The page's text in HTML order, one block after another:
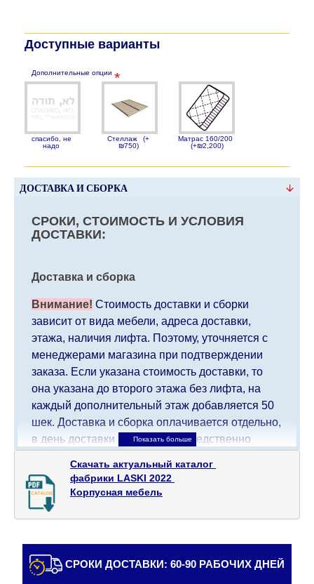
Доступные варианты
Дополнительные опции
спасибо, не
надо
Стеллаж
(+
₪750)
Матрас 160/200
(+₪2,200)
ДОСТАВКА И СБОРКА
СРОКИ, СТОИМОСТЬ И УСЛОВИЯ
ДОСТАВКИ:
Доставка и сборка
Внимание! Стоимость доставки и сборки
зависит от вида мебели, адреса доставки,
этажа, наличия лифта. Поэтому, уточняется с
менеджерами магазина при подтверждении
заказа. Если указана стоимость доставки, то
она указана до второго этажа без лифта, на
каждый дополнительный этаж добавляется 50
шек. Доставка и сборка оплачивается отдельно,
в день доставки мебели непосредственно
населенные пункты, которые находятся далеко
от центра страны, такие как: все, что дальше от
Кармиэля на севере, все, что дальше от Беэр-
Шевы на юге и в Иерусалиме, будет взимать
Доставка в Эйлат будет оговариваться
индивидуально, предварительно уточняя с
Скачать актуальный каталог
фабрики LASKI 2022
Корпусная мебель
СРОКИ ДОСТАВКИ: 60-90 РАБОЧИХ ДНЕЙ